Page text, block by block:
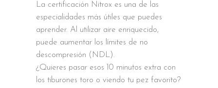
La certificación Nitrox es una de las
especialidades más útiles que puedes
aprender. Al utilizar aire enriquecido,
puede aumentar los límites de no
descompresión (NDL).
¿Quieres pasar esos 10 minutos extra con
los tiburones toro o viendo tu pez favorito?